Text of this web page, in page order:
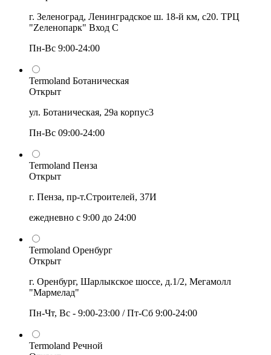
г. Зеленоград, Ленинградское ш. 18-й км, с20. ТРЦ
"Zеленопарк" Вход С
Пн-Вс 9:00-24:00
Termoland Ботаническая
Открыт
ул. Ботаническая, 29а корпус3
Пн-Вс 09:00-24:00
Termoland Пенза
Открыт
г. Пенза, пр-т.Строителей, 37И
ежедневно с 9:00 до 24:00
Termoland Оренбург
Открыт
г. Оренбург, Шарлыкское шоссе, д.1/2, Мегамолл
"Мармелад"
Пн-Чт, Вс - 9:00-23:00 / Пт-Сб 9:00-24:00
Termoland Речной